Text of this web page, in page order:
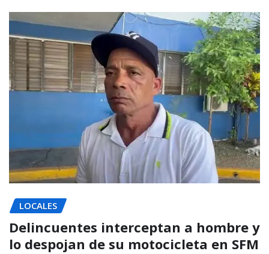
LOCALES
Delincuentes interceptan a hombre y
lo despojan de su motocicleta en SFM